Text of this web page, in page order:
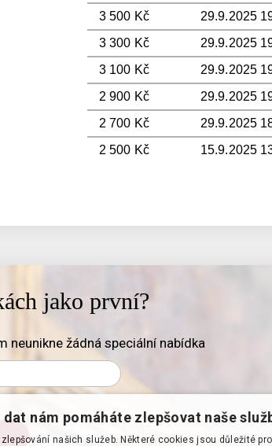
3 500 Kč
29.9.2025
3 300 Kč
29.9.2025
3 100 Kč
29.9.2025
2 900 Kč
29.9.2025
2 700 Kč
29.9.2025
2 500 Kč
15.9.2025
jako první?
neunikne žádná speciální nabídka
nám pomáháte zlepšovat naše
našich služeb. Některé cookies jsou důležité